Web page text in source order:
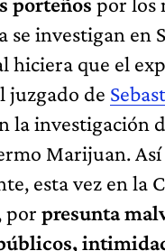
se investigan en
hiciera que el
juzgado de
la investigación
Marijuan. Así
esta vez en la
por presunta